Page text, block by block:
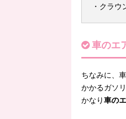
・クラ
車のエ
ちなみに、
かかるガソ
かなり車の